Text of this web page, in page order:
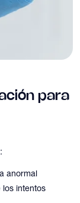
para
anormal
los intentos